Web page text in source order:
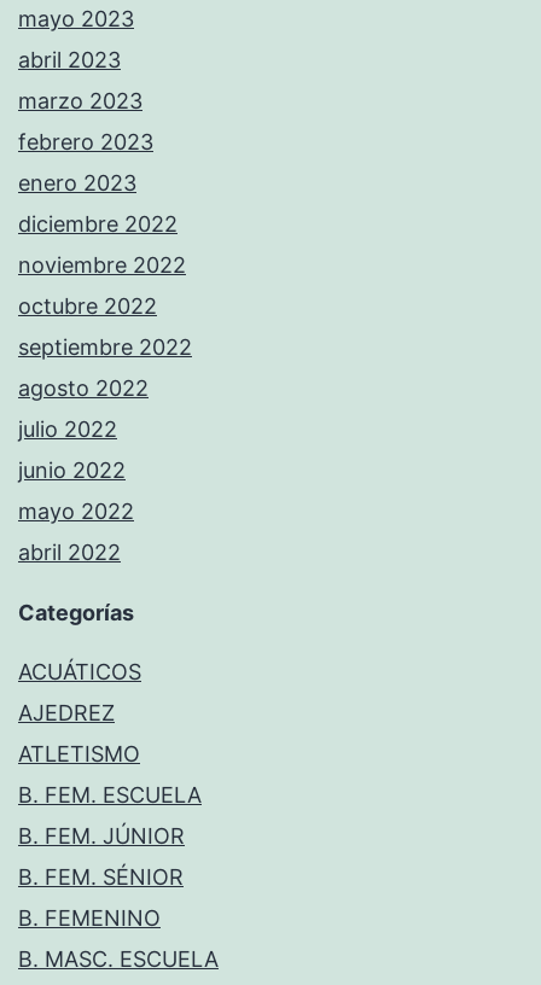
mayo 2023
abril 2023
marzo 2023
febrero 2023
enero 2023
diciembre 2022
noviembre 2022
octubre 2022
septiembre 2022
agosto 2022
julio 2022
junio 2022
mayo 2022
abril 2022
Categorías
ACUÁTICOS
AJEDREZ
ATLETISMO
B. FEM. ESCUELA
B. FEM. JÚNIOR
B. FEM. SÉNIOR
B. FEMENINO
B. MASC. ESCUELA